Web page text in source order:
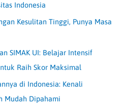
Indonesia
Kesulitan Tinggi, Punya Masa
SIMAK UI: Belajar Intensif
Raih Skor Maksimal
di Indonesia: Kenali
Mudah Dipahami